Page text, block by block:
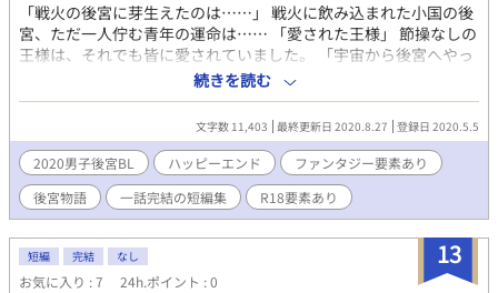
「戦火の後宮に芽生えたのは……」 戦火に飲み込まれた小国の後
宮、ただ一人佇む青年の運命は…… 「愛された王様」 節操なしの
王様は、それでも皆に愛されていました。 「宇宙から後宮へやっ
て来た王様」 地球から遥か遠い星の王様の趣味は地球ウォッチン
グだったのです。 「恋人は舞台俳優」 僕の恋人は舞台俳優。今度
の役は後宮の寵妃なんだって。 「後宮に近寄らない困った王様」
王様は女性に飽きて、後宮に近寄らなくなってしまいました。侍
従は困ってしまいます。 「孤独な王様と獣人族の王子様」 後宮に
やって来た隣国の王子は、獣人だったのです。 「新米兵士は赤面
する」 王の護衛の新米兵士は夜の後宮で赤面した。 「男やもめの
将軍は宦官を後妻に迎える」 一作目の「戦火の後宮……」の攻め
視点です。 「趣味の悪い王様」 白い肌が尊ばれる国で、異国の褐
色肌の青年たちを愛した王様の話。 「後宮の悲恋」 後宮に囚われ
た隣国の王子。彼の恋心は王によって踏みにじられた。 後宮をテ
続きを読む
文字数 11,403 最終更新日 2020.8.27 登録日 2020.5.5
2020男子後宮BL ハッピーエンド
ファンタジー要素あり
後宮物語
一話完結の短編集 R18要素あり
13
短編 完結 なし
お気に入り : 7 24h.ポイント : 0